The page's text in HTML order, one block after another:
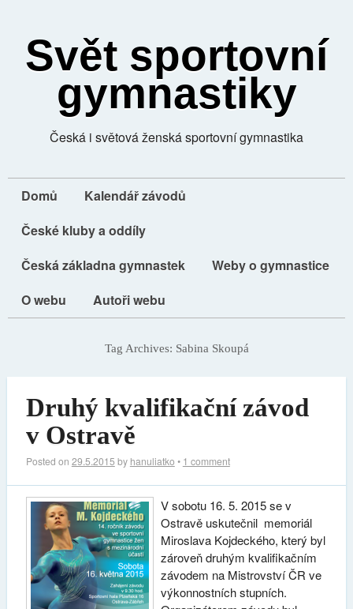
Svět sportovní
gymnastiky
Česká i světová ženská sportovní gymnastika
Domů
Kalendář závodů
České kluby a oddíly
Česká základna gymnastek
Weby o gymnastice
O webu
Autoři webu
Tag Archives: Sabina Skoupá
Druhý kvalifikační závod
v Ostravě
Posted on 29.5.2015 by hanuliatko • 1 comment
V sobotu 16. 5. 2015 se v
Ostravě uskutečnil memoriál
Miroslava Kojdeckého, který byl
zároveň druhým kvalifikačním
závodem na Mistrovství ČR ve
výkonnostních stupních.